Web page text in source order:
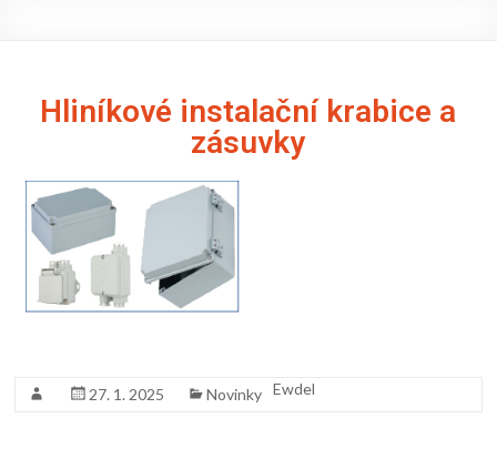
Hliníkové instalační krabice a
zásuvky
Ewdel
27. 1. 2025 Novinky